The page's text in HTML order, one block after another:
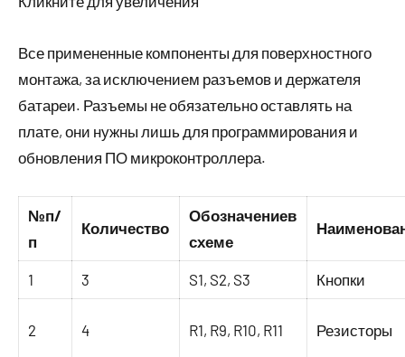
Все примененные компоненты для поверхностного
монтажа, за исключением разъемов и держателя
батареи. Разъемы не обязательно оставлять на
плате, они нужны лишь для программирования и
обновления ПО микроконтроллера.
№п/
п
Количество
Обозначениев
схеме
1 3 S1, S2, S3 Кнопки
2 4 R1, R9, R10, R11 Резисторы